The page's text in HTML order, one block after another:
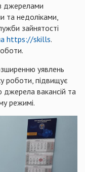
джерелами
та недоліками,
зайнятості
https://skills.
уявлень
роботи, підвищує
джерела вакансій та
режимі.